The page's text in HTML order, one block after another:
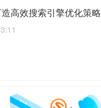
高效搜索引擎优化策略